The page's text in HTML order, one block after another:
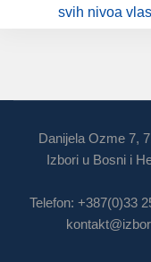
svih nivoa
Danijela Ozme 7,
Izbori u Bosni i
Telefon: +387(0)33